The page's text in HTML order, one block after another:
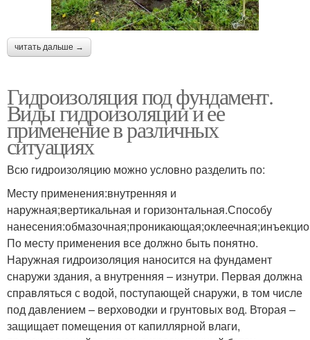
читать дальше →
Гидроизоляция под фундамент.
Виды гидроизоляции и ее
применение в различных
ситуациях
Всю гидроизоляцию можно условно разделить по:
Месту применения:внутренняя и
наружная;вертикальная и горизонтальная.Способу
По месту применения все должно быть понятно.
Наружная гидроизоляция наносится на фундамент
снаружи здания, а внутренняя – изнутри. Первая должна
справляться с водой, поступающей снаружи, в том числе
под давлением – верховодки и грунтовых вод. Вторая –
защищает помещения от капиллярной влаги,